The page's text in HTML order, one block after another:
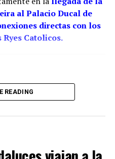
Los documentos
las cuentas
con Cristóbal y
el expediente
hasta dónde llegó
calada, los
El hierro
se ramifica y
al Palacio Ducal de
directas con los
Catolicos.
READING